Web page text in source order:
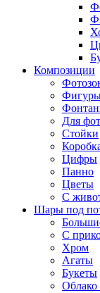
Композиции
Для
Стойки
Цифры
Панно
Цветы
С
Шары под
С
Хром
Агаты
Букеты
Облако